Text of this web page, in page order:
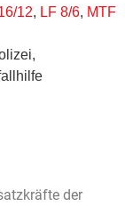
12, LF 8/6, MTF
der